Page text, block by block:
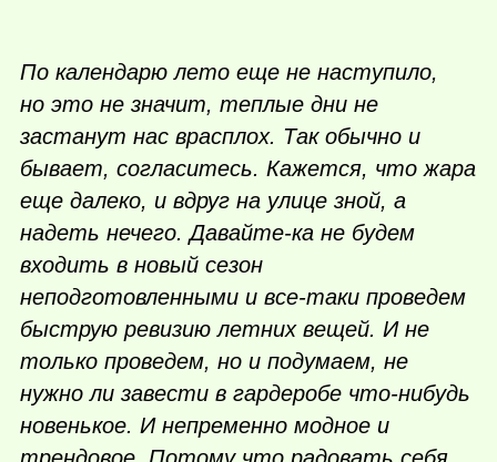
По календарю лето еще не наступило,
но это не значит, теплые дни не
застанут нас врасплох. Так обычно и
бывает, согласитесь. Кажется, что жара
еще далеко, и вдруг на улице зной, а
надеть нечего. Давайте-ка не будем
входить в новый сезон
неподготовленными и все-таки проведем
быструю ревизию летних вещей. И не
только проведем, но и подумаем, не
нужно ли завести в гардеробе что-нибудь
новенькое. И непременно модное и